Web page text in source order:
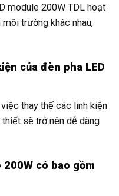
module 200W TDL hoạt
trường khác nhau,
của đèn pha LED
thay thế các linh kiện
sẽ trở nên dễ dàng
200W có bao gồm